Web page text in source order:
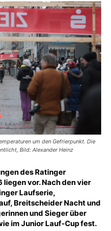
um den Gefrierpunkt. Die
Bild: Alexander Heinz
des Ratinger
vor. Nach den vier
Laufserie,
Breitscheider Nacht und
und Sieger über
im Junior Lauf-Cup fest.